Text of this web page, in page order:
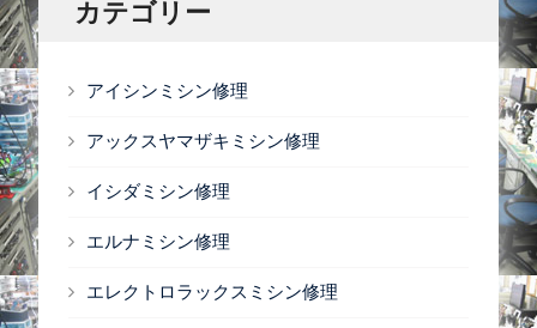
カテゴリー
アイシンミシン修理
アックスヤマザキミシン修理
イシダミシン修理
エルナミシン修理
エレクトロラックスミシン修理